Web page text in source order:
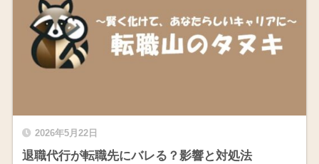
2026年5月22日
退職代行が転職先にバレる？影響と対処法